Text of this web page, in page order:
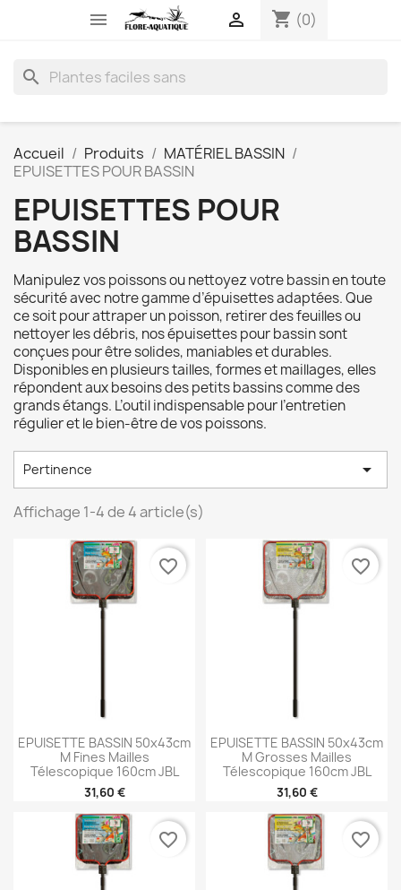
 shopping_cart (0)

search
Accueil Produits
MATÉRIEL BASSIN
EPUISETTES POUR BASSIN
EPUISETTES POUR
BASSIN
Manipulezvospoissonsounettoyezvotrebassinentoute
sécuritéavec notregammed’épuisettesadaptées.Que
cesoitpourattraperunpoisson, retirerdesfeuillesou
nettoyerlesdébris, nosépuisettespourbassinsont
conçuespourêtresolides, maniablesetdurables.
Disponiblesenplusieurstailles,formesetmaillages,elles
répondentauxbesoinsdespetitsbassinscommedes
grandsétangs. L’outilindispensablepourl’entretien
régulieretlebien-êtredevospoissons.
Pertinence 
Affichage 1-4 de 4 article(s)
EPUISETTE BASSIN 50x43cm
M Fines Mailles
Télescopique 160cm JBL
31,60 €
favorite_border
EPUISETTE BASSIN 50x43cm
M Grosses Mailles
Télescopique 160cm JBL
31,60 €
favorite_border
favorite_border favorite_border